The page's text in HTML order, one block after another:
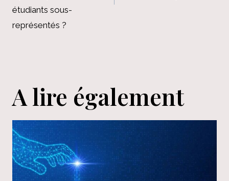
étudiants sous-
représentés ?
A lire également